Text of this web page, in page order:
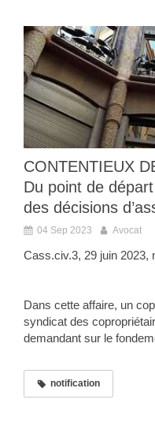
CONTENTIEUX
Du point de
des décisions
04 Sep 2023 Avocat
Cass.civ.3, 29 juin 2023,
Dans cette affaire, un
syndicat des
demandant sur le
notification